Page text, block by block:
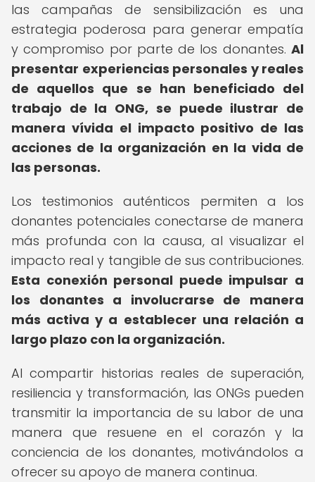
las campañas de sensibilización es una
estrategia poderosa para generar empatía
y compromiso por parte de los donantes. Al
presentar experiencias personales y reales
de aquellos que se han beneficiado del
trabajo de la ONG, se puede ilustrar de
manera vívida el impacto positivo de las
acciones de la organización en la vida de
las personas.
Los testimonios auténticos permiten a los
donantes potenciales conectarse de manera
más profunda con la causa, al visualizar el
impacto real y tangible de sus contribuciones.
Esta conexión personal puede impulsar a
los donantes a involucrarse de manera
más activa y a establecer una relación a
largo plazo con la organización.
Al compartir historias reales de superación,
resiliencia y transformación, las ONGs pueden
transmitir la importancia de su labor de una
manera que resuene en el corazón y la
conciencia de los donantes, motivándolos a
ofrecer su apoyo de manera continua.